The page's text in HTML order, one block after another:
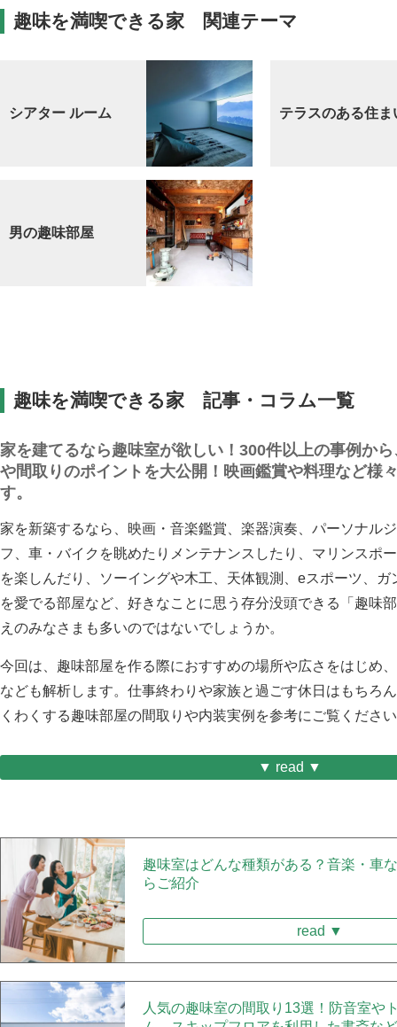
趣味を満喫できる家 関連テーマ
シアター ルーム テラスのある住ま
男の趣味部屋
趣味を満喫できる家 記事・コラム一覧
家を建てるなら趣味室が欲しい！300件以上の事例か
や間取りのポイントを大公開！映画鑑賞や料理など様
す。
家を新築するなら、映画・音楽鑑賞、楽器演奏、パーソナル
フ、車・バイクを眺めたりメンテナンスしたり、マリンスポ
を楽しんだり、ソーイングや木工、天体観測、eスポーツ、
を愛でる部屋など、好きなことに思う存分没頭できる「趣味
えのみなさまも多いのではないでしょうか。
今回は、 趣味部屋を作る際におすすめの場所や広さをはじめ
なども解析します。仕事終わりや家族と過ごす休日はもちろ
くわくする趣味部屋の間取りや内装実例を参考にご覧くださ
▼ read ▼
趣味室はどんな種類がある？音楽・車
らご紹介
read ▼
人気の趣味室の間取り13選！防音室や